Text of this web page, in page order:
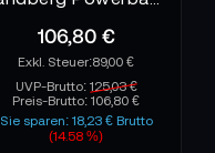
106,80 €
89,00 €
UVP-Brutto: 125,03 €
Preis-Brutto:106,80 €
Sie sparen: 18,23 € Brutto
(14.58 %)